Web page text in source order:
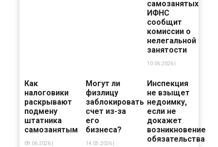
самозанятых
ИФНС
сообщит
комиссии о
нелегальной
занятости
10.06.2026 |
Как
налоговики
раскрывают
подмену
штатника
самозанятым
09.06.2026 |
Могут ли
физлицу
заблокировать
счет из-за
его
бизнеса?
14.05.2026 |
Инспекция
не взыщет
недоимку,
если не
докажет
возникновение
обязательства